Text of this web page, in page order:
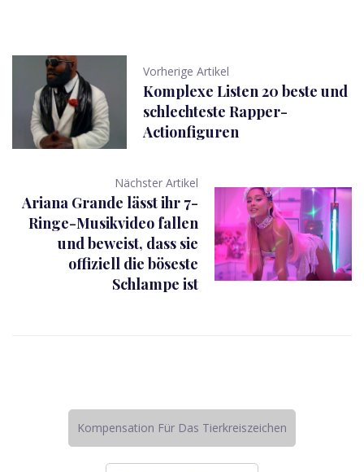
Vorherige Artikel
Komplexe Listen 20 beste und
schlechteste Rapper-
Actionfiguren
Nächster Artikel
Ariana Grande lässt ihr 7-
Ringe-Musikvideo fallen
und beweist, dass sie
offiziell die böseste
Schlampe ist
Kompensation Für Das Tierkreiszeichen